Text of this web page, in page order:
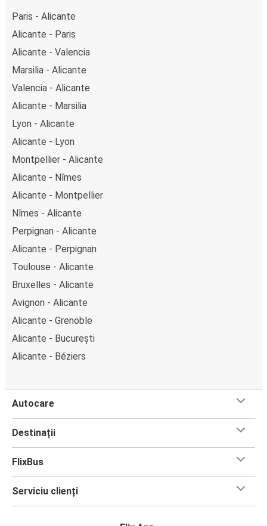
Paris - Alicante
Alicante - Paris
Alicante - Valencia
Marsilia - Alicante
Valencia - Alicante
Alicante - Marsilia
Lyon - Alicante
Alicante - Lyon
Montpellier - Alicante
Alicante - Nîmes
Alicante - Montpellier
Nîmes - Alicante
Perpignan - Alicante
Alicante - Perpignan
Toulouse - Alicante
Bruxelles - Alicante
Avignon - Alicante
Alicante - Grenoble
Alicante - București
Alicante - Béziers
Autocare
Destinații
FlixBus
Serviciu clienți